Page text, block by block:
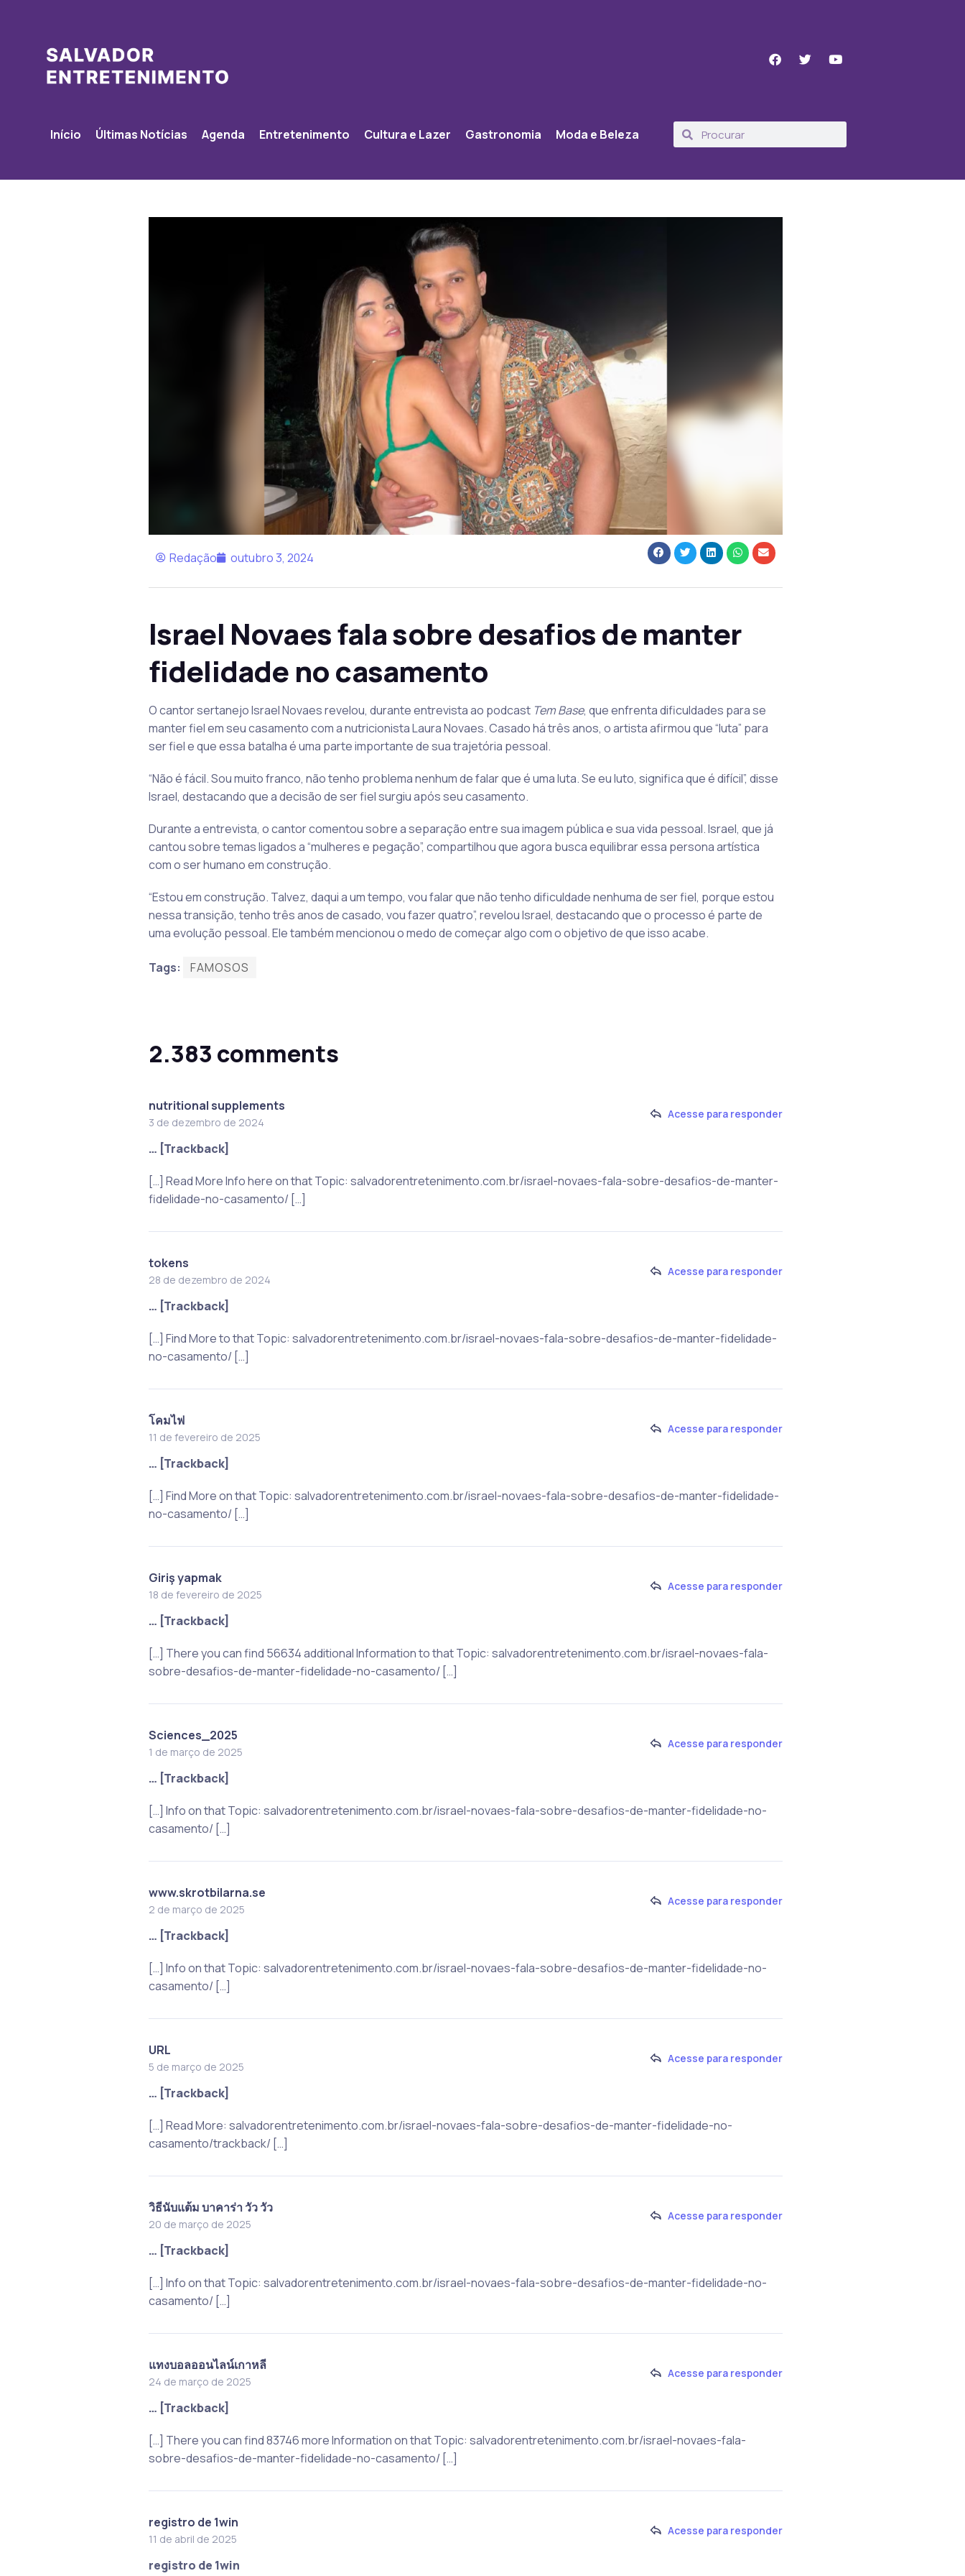
Início Últimas Notícias Agenda Entretenimento Cultura e Lazer Gastronomia Moda e Beleza
Redação outubro 3, 2024
Israel Novaes fala sobre desafios de manter
fidelidade no casamento
O cantor sertanejo Israel Novaes revelou, durante entrevista ao podcast Tem Base, que enfrenta dificuldades para se
manter fiel em seu casamento com a nutricionista Laura Novaes. Casado há três anos, o artista afirmou que “luta” para
ser fiel e que essa batalha é uma parte importante de sua trajetória pessoal.
“Não é fácil. Sou muito franco, não tenho problema nenhum de falar que é uma luta. Se eu luto, significa que é difícil”, disse
Israel, destacando que a decisão de ser fiel surgiu após seu casamento.
Durante a entrevista, o cantor comentou sobre a separação entre sua imagem pública e sua vida pessoal. Israel, que já
cantou sobre temas ligados a “mulheres e pegação”, compartilhou que agora busca equilibrar essa persona artística
com o ser humano em construção.
“Estou em construção. Talvez, daqui a um tempo, vou falar que não tenho dificuldade nenhuma de ser fiel, porque estou
nessa transição, tenho três anos de casado, vou fazer quatro”, revelou Israel, destacando que o processo é parte de
uma evolução pessoal. Ele também mencionou o medo de começar algo com o objetivo de que isso acabe.
Tags: FAMOSOS
2.383 comments
nutritional supplements
3 de dezembro de 2024
Acesse para responder
… [Trackback]
[…] Read More Info here on that Topic: salvadorentretenimento.com.br/israel-novaes-fala-sobre-desafios-de-manter-
fidelidade-no-casamento/ […]
tokens
28 de dezembro de 2024
Acesse para responder
… [Trackback]
[…] Find More to that Topic: salvadorentretenimento.com.br/israel-novaes-fala-sobre-desafios-de-manter-fidelidade-
no-casamento/ […]
โคมไฟ
11 de fevereiro de 2025
Acesse para responder
… [Trackback]
[…] Find More on that Topic: salvadorentretenimento.com.br/israel-novaes-fala-sobre-desafios-de-manter-fidelidade-
no-casamento/ […]
Giriş yapmak
18 de fevereiro de 2025
Acesse para responder
… [Trackback]
[…] There you can find 56634 additional Information to that Topic: salvadorentretenimento.com.br/israel-novaes-fala-
sobre-desafios-de-manter-fidelidade-no-casamento/ […]
Sciences_2025
1 de março de 2025
Acesse para responder
… [Trackback]
[…] Info on that Topic: salvadorentretenimento.com.br/israel-novaes-fala-sobre-desafios-de-manter-fidelidade-no-
casamento/ […]
www.skrotbilarna.se
2 de março de 2025
Acesse para responder
… [Trackback]
[…] Info on that Topic: salvadorentretenimento.com.br/israel-novaes-fala-sobre-desafios-de-manter-fidelidade-no-
casamento/ […]
URL
5 de março de 2025
Acesse para responder
… [Trackback]
[…] Read More: salvadorentretenimento.com.br/israel-novaes-fala-sobre-desafios-de-manter-fidelidade-no-
casamento/trackback/ […]
วิธีนับแต้ม บาคาร่า วัว วัว
20 de março de 2025
Acesse para responder
… [Trackback]
[…] Info on that Topic: salvadorentretenimento.com.br/israel-novaes-fala-sobre-desafios-de-manter-fidelidade-no-
casamento/ […]
แทงบอลออนไลน์เกาหลี
24 de março de 2025
Acesse para responder
… [Trackback]
[…] There you can find 83746 more Information on that Topic: salvadorentretenimento.com.br/israel-novaes-fala-
sobre-desafios-de-manter-fidelidade-no-casamento/ […]
registro de 1win
11 de abril de 2025
Acesse para responder
registro de 1win